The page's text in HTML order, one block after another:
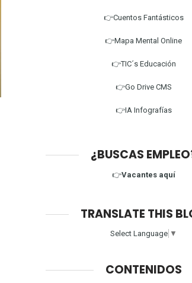
👉Cuentos Fantásticos
👉Mapa Mental Online
👉TIC´s Educación
👉Go Drive CMS
👉IA Infografías
¿BUSCAS
👉Vacantes aquí
TRANSLATE THIS
Select Language ▼
CONTENIDOS